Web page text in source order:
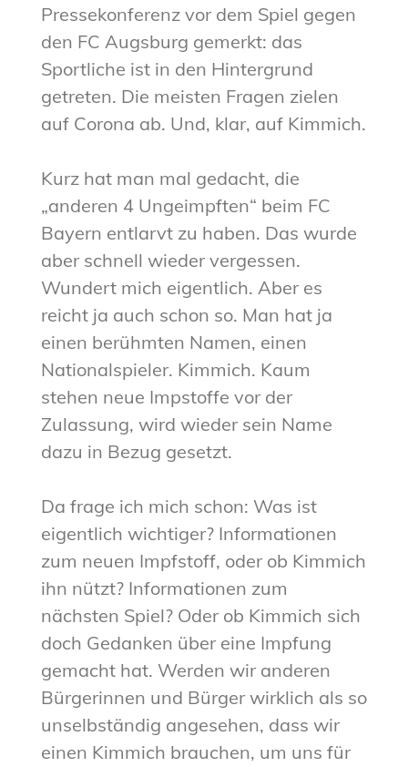
Pressekonferenz vor dem Spiel gegen
den FC Augsburg gemerkt: das
Sportliche ist in den Hintergrund
getreten. Die meisten Fragen zielen
auf Corona ab. Und, klar, auf Kimmich.
Kurz hat man mal gedacht, die
„anderen 4 Ungeimpften“ beim FC
Bayern entlarvt zu haben. Das wurde
aber schnell wieder vergessen.
Wundert mich eigentlich. Aber es
reicht ja auch schon so. Man hat ja
einen berühmten Namen, einen
Nationalspieler. Kimmich. Kaum
stehen neue Impstoffe vor der
Zulassung, wird wieder sein Name
dazu in Bezug gesetzt.
Da frage ich mich schon: Was ist
eigentlich wichtiger? Informationen
zum neuen Impfstoff, oder ob Kimmich
ihn nützt? Informationen zum
nächsten Spiel? Oder ob Kimmich sich
doch Gedanken über eine Impfung
gemacht hat. Werden wir anderen
Bürgerinnen und Bürger wirklich als so
unselbständig angesehen, dass wir
einen Kimmich brauchen, um uns für